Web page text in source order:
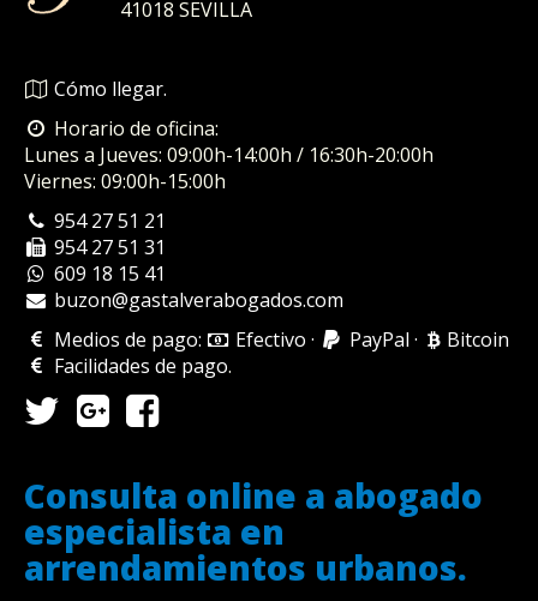
41018 SEVILLA
Cómo llegar.
Horario de oficina:
Lunes a Jueves: 09:00h-14:00h / 16:30h-20:00h
Viernes: 09:00h-15:00h
954 27 51 21
954 27 51 31
609 18 15 41
buzon@gastalverabogados.com
Medios de pago:
Efectivo · PayPal ·
Bitcoin
Facilidades de pago.
Consulta online a abogado
especialista en
arrendamientos urbanos.